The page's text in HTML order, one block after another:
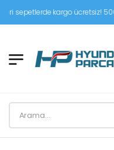
kargo ücretsiz! 5000